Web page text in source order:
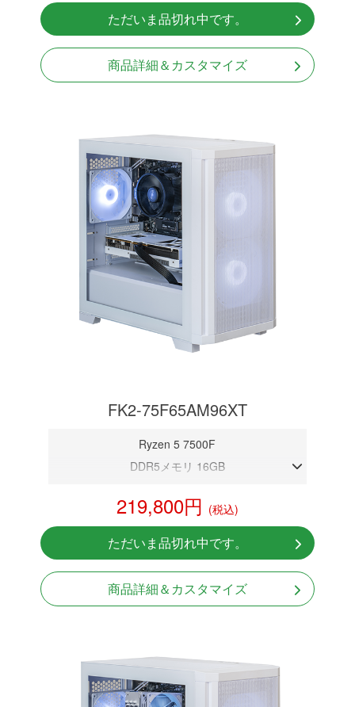
Windows11 Home 64bit
ただいま品切れ中です。
商品詳細＆カスタマイズ
FK2-75F65AM96XT
Ryzen 5 7500F
DDR5メモリ 16GB
NVMeSSD 1TB
Windows11 Home 64bit
219,800円 (税込)
ただいま品切れ中です。
商品詳細＆カスタマイズ